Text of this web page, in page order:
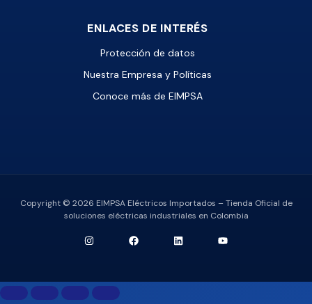
ENLACES DE INTERÉS
Protección de datos
Nuestra Empresa y Políticas
Conoce más de EIMPSA
Copyright © 2026 EIMPSA Eléctricos Importados – Tienda Oficial de
soluciones eléctricas industriales en Colombia